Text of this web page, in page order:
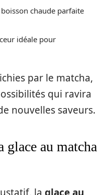
chaude parfaite
idéale pour
par le matcha,
qui ravira
nouvelles saveurs.
glace au matcha